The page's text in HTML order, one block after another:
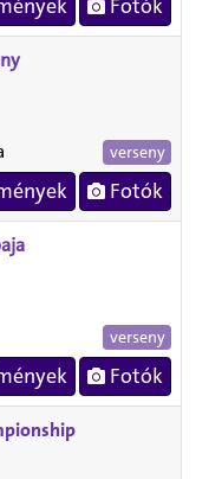
Fotók
verseny
Fotók
verseny
Fotók